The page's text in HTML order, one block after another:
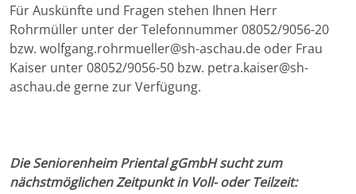
Für Auskünfte und Fragen stehen Ihnen Herr
Rohrmüller unter der Telefonnummer 08052/9056-20
bzw. wolfgang.rohrmueller@sh-aschau.de oder Frau
Kaiser unter 08052/9056-50 bzw. petra.kaiser@sh-
aschau.de gerne zur Verfügung.
Die Seniorenheim Priental gGmbH sucht zum
nächstmöglichen Zeitpunkt in Voll- oder Teilzeit: